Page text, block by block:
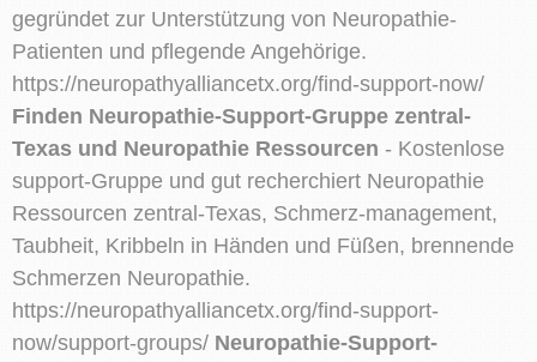
gegründet zur Unterstützung von Neuropathie-
Patienten und pflegende Angehörige.
https://neuropathyalliancetx.org/find-support-now/
Finden Neuropathie-Support-Gruppe zentral-
Texas und Neuropathie Ressourcen - Kostenlose
support-Gruppe und gut recherchiert Neuropathie
Ressourcen zentral-Texas, Schmerz-management,
Taubheit, Kribbeln in Händen und Füßen, brennende
Schmerzen Neuropathie.
https://neuropathyalliancetx.org/find-support-
now/support-groups/ Neuropathie-Support-